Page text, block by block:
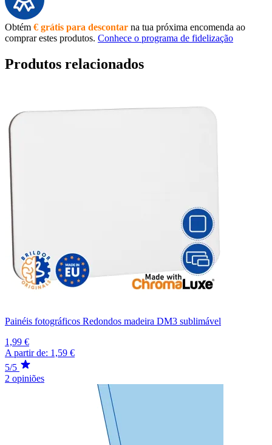
Obtém € grátis para descontar na tua próxima encomenda ao
comprar estes produtos. Conhece o programa de fidelização
Produtos relacionados
Painéis fotográficos Redondos madeira DM3 sublimável
1,99 €
A partir de: 1,59 €
5/5
2 opiniões